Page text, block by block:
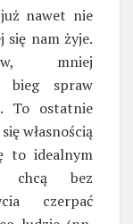
nawet nie
się nam żyje.
mniej
bieg spraw
To ostatnie
własnością
to idealnym
chcą bez
czerpać